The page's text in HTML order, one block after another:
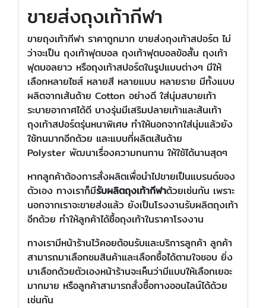
ขายส่งถุงเท้ากีฬา
ขายถุงเท้ากีฬา ราคาถูกมาก ขายส่งถุงเท้าสปอร์ต ไม่
ว่าจะเป็น ถุงเท้าฟุตบอล ถุงเท้าฟุตบอลข้อสั้น ถุงเท้า
ฟุตบอลยาว หรือถุงเท้าสปอร์ตในรูปแบบต่างๆ มีให้
เลือกหลายไซส์ หลายสี หลายแบบ หลายราย มีทั้งแบบ
ผลิตจากเส้นด้าย Cotton อย่างดี ใส่นุ่มสบายเท้า
ระบายอากาศได้ดี บางรุ่นมีเสริมปลายเท้าและส้นเท้า
ถุงเท้าสปอร์ตรุ่นหนาพิเศษ ทำให้นอกจากใส่นุ่มแล้วยัง
ใช้ทนมากอีกด้วย และแบบที่ผลิตเส้นด้าย
Polyster พัฒนาเรื่องความทนทาน ให้ใช้ได้นานสุดๆ
หากลูกค้าต้องการสั่งผลิตเพื่อนำไปขายเป็นแบรนด์ของ
ตัวเอง ทางเราก็มีรับผลิตถุงเท้ากีฬาด้วยเช่นกัน เพราะ
นอกจากเราจะขายส่งแล้ว ยังเป็นโรงงานรับผลิตถุงเท้า
อีกด้วย ทำให้ลูกค้าได้ซื้อถุงเท้าในราคาโรงงาน
ทางเรามีหน้าร้านไว้คอยต้อนรับและบริการลูกค้า ลูกค้า
สามารถมาเลือกชมสินค้าและเลือกซื้อได้ตามใจชอบ ยิ่ง
มาเลือกด้วยตัวเองหน้าร้านจะเห็นว่ามีแบบให้เลือกเยอะ
มากมาย หรือลูกค้าสามารถสั่งซื้อทางออนไลน์ได้ด้วย
เช่นกัน